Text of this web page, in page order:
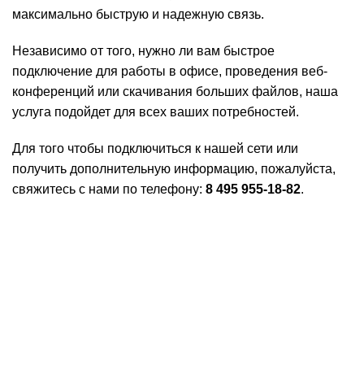
максимально быструю и надежную связь.
Независимо от того, нужно ли вам быстрое
подключение для работы в офисе, проведения веб-
конференций или скачивания больших файлов, наша
услуга подойдет для всех ваших потребностей.
Для того чтобы подключиться к нашей сети или
получить дополнительную информацию, пожалуйста,
свяжитесь с нами по телефону: 8 495 955-18-82.